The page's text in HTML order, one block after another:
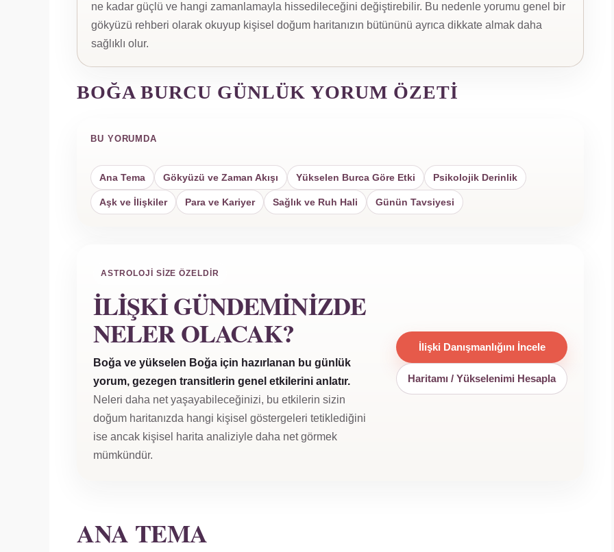
ne kadar güçlü ve hangi zamanlamayla hissedileceğini değiştirebilir. Bu nedenle yorumu genel bir
gökyüzü rehberi olarak okuyup kişisel doğum haritanızın bütününü ayrıca dikkate almak daha
sağlıklı olur.
BOĞA BURCU GÜNLÜK YORUM ÖZETI
BU YORUMDA
Ana Tema Gökyüzü ve Zaman Akışı Yükselen Burca Göre Etki Psikolojik Derinlik
Aşk ve İlişkiler Para ve Kariyer Sağlık ve Ruh Hali Günün Tavsiyesi
ASTROLOJI SIZE ÖZELDIR
İLIŞKI GÜNDEMINIZDE
NELER OLACAK?
Boğa ve yükselen Boğa için hazırlanan bu günlük
yorum, gezegen transitlerin genel etkilerini anlatır.
Neleri daha net yaşayabileceğinizi, bu etkilerin sizin
doğum haritanızda hangi kişisel göstergeleri tetiklediğini
ise ancak kişisel harita analiziyle daha net görmek
mümkündür.
İlişki Danışmanlığını İncele
Haritamı / Yükselenimi Hesapla
ANA TEMA